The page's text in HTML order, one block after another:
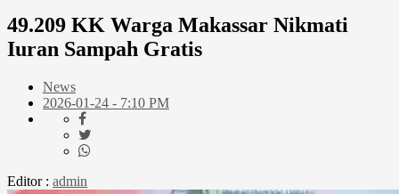
49.209 KK Warga Makassar Nikmati
Iuran Sampah Gratis
News
2026-01-24 - 7:10 PM
Editor : admin